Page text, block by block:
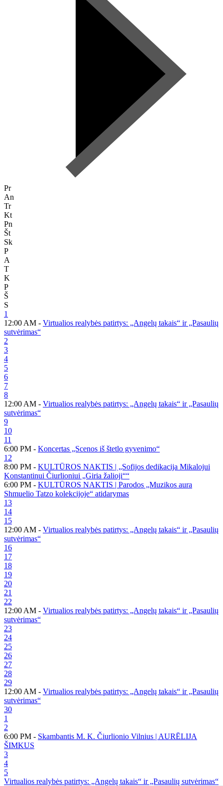
Pr
An
Tr
Kt
Pn
Št
Sk
P
A
T
K
P
Š
S
1
12:00 AM - Virtualios realybės patirtys: „Angelų takais“ ir „Pasaulių
sutvėrimas“
2
3
4
5
6
7
8
12:00 AM - Virtualios realybės patirtys: „Angelų takais“ ir „Pasaulių
sutvėrimas“
9
10
11
6:00 PM - Koncertas „Scenos iš štetlo gyvenimo“
12
8:00 PM - KULTŪROS NAKTIS | „Sofijos dedikacija Mikalojui
Konstantinui Čiurlioniui „Giria žalioji““
6:00 PM - KULTŪROS NAKTIS | Parodos „Muzikos aura
Shmuelio Tatzo kolekcijoje“ atidarymas
13
14
15
12:00 AM - Virtualios realybės patirtys: „Angelų takais“ ir „Pasaulių
sutvėrimas“
16
17
18
19
20
21
22
12:00 AM - Virtualios realybės patirtys: „Angelų takais“ ir „Pasaulių
sutvėrimas“
23
24
25
26
27
28
29
12:00 AM - Virtualios realybės patirtys: „Angelų takais“ ir „Pasaulių
sutvėrimas“
30
1
2
6:00 PM - Skambantis M. K. Čiurlionio Vilnius | AURĒLIJA
ŠIMKUS
3
4
5
Virtualios realybės patirtys: „Angelų takais“ ir „Pasaulių sutvėrimas“